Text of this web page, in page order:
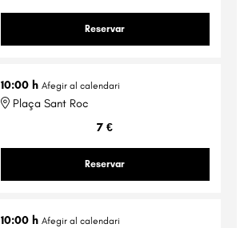
Reservar
10:00 h Afegir al calendari
Plaça Sant Roc
7 €
Reservar
10:00 h Afegir al calendari